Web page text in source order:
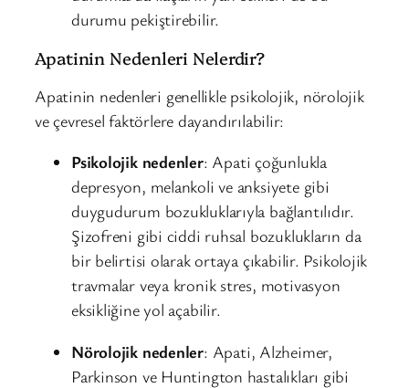
durumu pekiştirebilir.
Apatinin Nedenleri Nelerdir?
Apatinin nedenleri genellikle psikolojik, nörolojik
ve çevresel faktörlere dayandırılabilir:
Psikolojik nedenler: Apati çoğunlukla
depresyon, melankoli ve anksiyete gibi
duygudurum bozukluklarıyla bağlantılıdır.
Şizofreni gibi ciddi ruhsal bozuklukların da
bir belirtisi olarak ortaya çıkabilir. Psikolojik
travmalar veya kronik stres, motivasyon
eksikliğine yol açabilir.
Nörolojik nedenler: Apati, Alzheimer,
Parkinson ve Huntington hastalıkları gibi